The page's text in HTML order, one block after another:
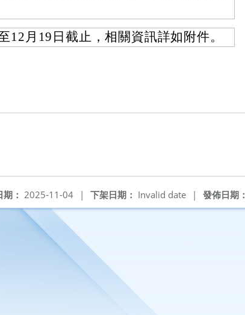
12月19日截止，相關資訊詳如附件。
發佈日期：
下架日期： Invalid date |
： 2025-11-04 |